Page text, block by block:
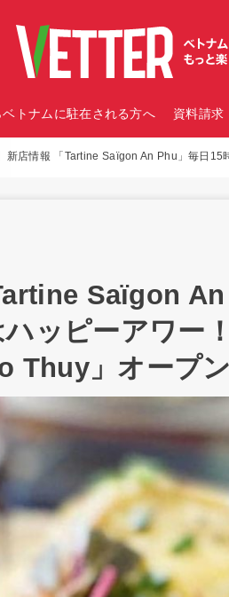
ベトナムに駐在される方へ 資料請求
新店情報 「Tartine Saïgon An Phu」毎日
Saïgon An
ッピーアワー！
Thuy」オープン